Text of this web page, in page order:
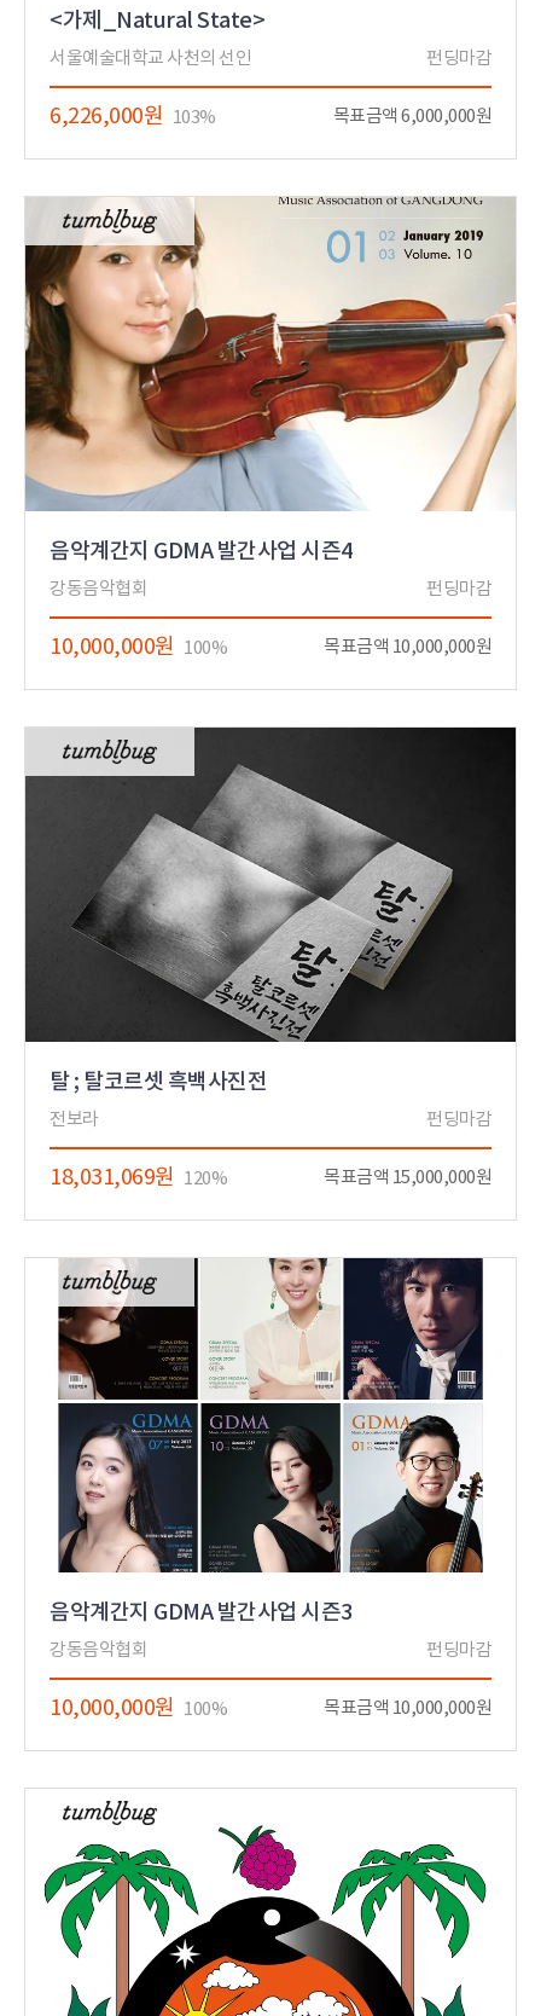
<가제_Natural State>
서울예술대학교 사천의 선인 펀딩마감
6,226,000원 103% 목표금액 6,000,000원
음악계간지 GDMA 발간사업 시즌4
강동음악협회 펀딩마감
10,000,000원 100% 목표금액 10,000,000원
탈 ; 탈코르셋 흑백사진전
전보라 펀딩마감
18,031,069원 120% 목표금액 15,000,000원
음악계간지 GDMA 발간사업 시즌3
강동음악협회 펀딩마감
10,000,000원 100% 목표금액 10,000,000원